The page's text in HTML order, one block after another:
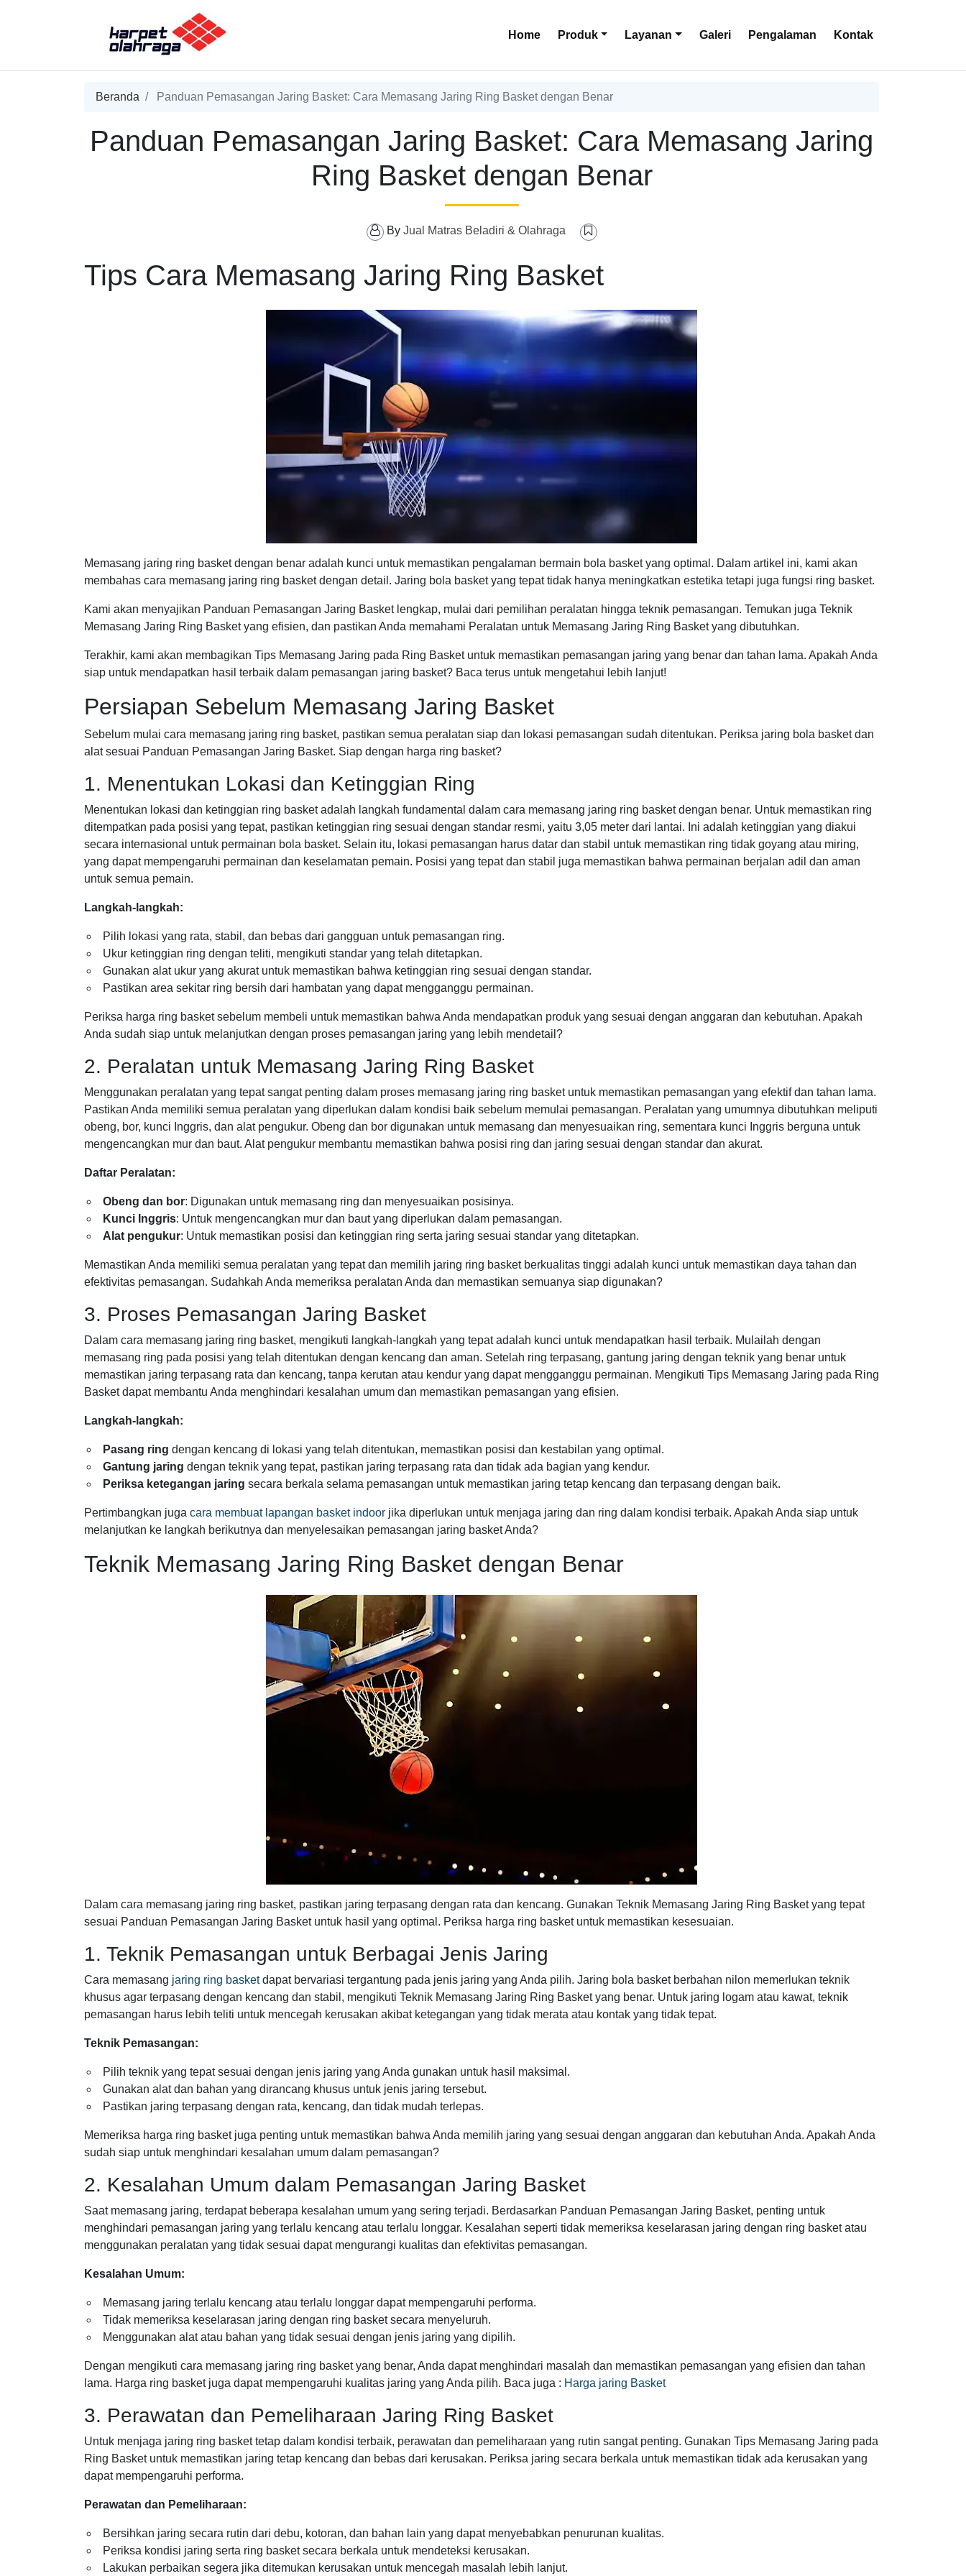
Home Produk Layanan Galeri Pengalaman Kontak
Beranda Panduan Pemasangan Jaring Basket: Cara Memasang Jaring Ring Basket dengan Benar
Panduan Pemasangan Jaring Basket: Cara Memasang Jaring
Ring Basket dengan Benar
By Jual Matras Beladiri & Olahraga
Tips Cara Memasang Jaring Ring Basket
Memasang jaring ring basket dengan benar adalah kunci untuk memastikan pengalaman bermain bola basket yang optimal. Dalam artikel ini, kami akan
membahas cara memasang jaring ring basket dengan detail. Jaring bola basket yang tepat tidak hanya meningkatkan estetika tetapi juga fungsi ring basket.
Kami akan menyajikan Panduan Pemasangan Jaring Basket lengkap, mulai dari pemilihan peralatan hingga teknik pemasangan. Temukan juga Teknik
Memasang Jaring Ring Basket yang efisien, dan pastikan Anda memahami Peralatan untuk Memasang Jaring Ring Basket yang dibutuhkan.
Terakhir, kami akan membagikan Tips Memasang Jaring pada Ring Basket untuk memastikan pemasangan jaring yang benar dan tahan lama. Apakah Anda
siap untuk mendapatkan hasil terbaik dalam pemasangan jaring basket? Baca terus untuk mengetahui lebih lanjut!
Persiapan Sebelum Memasang Jaring Basket
Sebelum mulai cara memasang jaring ring basket, pastikan semua peralatan siap dan lokasi pemasangan sudah ditentukan. Periksa jaring bola basket dan
alat sesuai Panduan Pemasangan Jaring Basket. Siap dengan harga ring basket?
1. Menentukan Lokasi dan Ketinggian Ring
Menentukan lokasi dan ketinggian ring basket adalah langkah fundamental dalam cara memasang jaring ring basket dengan benar. Untuk memastikan ring
ditempatkan pada posisi yang tepat, pastikan ketinggian ring sesuai dengan standar resmi, yaitu 3,05 meter dari lantai. Ini adalah ketinggian yang diakui
secara internasional untuk permainan bola basket. Selain itu, lokasi pemasangan harus datar dan stabil untuk memastikan ring tidak goyang atau miring,
yang dapat mempengaruhi permainan dan keselamatan pemain. Posisi yang tepat dan stabil juga memastikan bahwa permainan berjalan adil dan aman
untuk semua pemain.
Langkah-langkah:
Pilih lokasi yang rata, stabil, dan bebas dari gangguan untuk pemasangan ring.
Ukur ketinggian ring dengan teliti, mengikuti standar yang telah ditetapkan.
Gunakan alat ukur yang akurat untuk memastikan bahwa ketinggian ring sesuai dengan standar.
Pastikan area sekitar ring bersih dari hambatan yang dapat mengganggu permainan.
Periksa harga ring basket sebelum membeli untuk memastikan bahwa Anda mendapatkan produk yang sesuai dengan anggaran dan kebutuhan. Apakah
Anda sudah siap untuk melanjutkan dengan proses pemasangan jaring yang lebih mendetail?
2. Peralatan untuk Memasang Jaring Ring Basket
Menggunakan peralatan yang tepat sangat penting dalam proses memasang jaring ring basket untuk memastikan pemasangan yang efektif dan tahan lama.
Pastikan Anda memiliki semua peralatan yang diperlukan dalam kondisi baik sebelum memulai pemasangan. Peralatan yang umumnya dibutuhkan meliputi
obeng, bor, kunci Inggris, dan alat pengukur. Obeng dan bor digunakan untuk memasang dan menyesuaikan ring, sementara kunci Inggris berguna untuk
mengencangkan mur dan baut. Alat pengukur membantu memastikan bahwa posisi ring dan jaring sesuai dengan standar dan akurat.
Daftar Peralatan:
Obeng dan bor: Digunakan untuk memasang ring dan menyesuaikan posisinya.
Kunci Inggris: Untuk mengencangkan mur dan baut yang diperlukan dalam pemasangan.
Alat pengukur: Untuk memastikan posisi dan ketinggian ring serta jaring sesuai standar yang ditetapkan.
Memastikan Anda memiliki semua peralatan yang tepat dan memilih jaring ring basket berkualitas tinggi adalah kunci untuk memastikan daya tahan dan
efektivitas pemasangan. Sudahkah Anda memeriksa peralatan Anda dan memastikan semuanya siap digunakan?
3. Proses Pemasangan Jaring Basket
Dalam cara memasang jaring ring basket, mengikuti langkah-langkah yang tepat adalah kunci untuk mendapatkan hasil terbaik. Mulailah dengan
memasang ring pada posisi yang telah ditentukan dengan kencang dan aman. Setelah ring terpasang, gantung jaring dengan teknik yang benar untuk
memastikan jaring terpasang rata dan kencang, tanpa kerutan atau kendur yang dapat mengganggu permainan. Mengikuti Tips Memasang Jaring pada Ring
Basket dapat membantu Anda menghindari kesalahan umum dan memastikan pemasangan yang efisien.
Langkah-langkah:
Pasang ring dengan kencang di lokasi yang telah ditentukan, memastikan posisi dan kestabilan yang optimal.
Gantung jaring dengan teknik yang tepat, pastikan jaring terpasang rata dan tidak ada bagian yang kendur.
Periksa ketegangan jaring secara berkala selama pemasangan untuk memastikan jaring tetap kencang dan terpasang dengan baik.
Pertimbangkan juga cara membuat lapangan basket indoor jika diperlukan untuk menjaga jaring dan ring dalam kondisi terbaik. Apakah Anda siap untuk
melanjutkan ke langkah berikutnya dan menyelesaikan pemasangan jaring basket Anda?
Teknik Memasang Jaring Ring Basket dengan Benar
Dalam cara memasang jaring ring basket, pastikan jaring terpasang dengan rata dan kencang. Gunakan Teknik Memasang Jaring Ring Basket yang tepat
sesuai Panduan Pemasangan Jaring Basket untuk hasil yang optimal. Periksa harga ring basket untuk memastikan kesesuaian.
1. Teknik Pemasangan untuk Berbagai Jenis Jaring
Cara memasang jaring ring basketdapat bervariasi tergantung pada jenis jaring yang Anda pilih. Jaring bola basket berbahan nilon memerlukan teknik
khusus agar terpasang dengan kencang dan stabil, mengikuti Teknik Memasang Jaring Ring Basket yang benar. Untuk jaring logam atau kawat, teknik
pemasangan harus lebih teliti untuk mencegah kerusakan akibat ketegangan yang tidak merata atau kontak yang tidak tepat.
Teknik Pemasangan:
Pilih teknik yang tepat sesuai dengan jenis jaring yang Anda gunakan untuk hasil maksimal.
Gunakan alat dan bahan yang dirancang khusus untuk jenis jaring tersebut.
Pastikan jaring terpasang dengan rata, kencang, dan tidak mudah terlepas.
Memeriksa harga ring basket juga penting untuk memastikan bahwa Anda memilih jaring yang sesuai dengan anggaran dan kebutuhan Anda. Apakah Anda
sudah siap untuk menghindari kesalahan umum dalam pemasangan?
2. Kesalahan Umum dalam Pemasangan Jaring Basket
Saat memasang jaring, terdapat beberapa kesalahan umum yang sering terjadi. Berdasarkan Panduan Pemasangan Jaring Basket, penting untuk
menghindari pemasangan jaring yang terlalu kencang atau terlalu longgar. Kesalahan seperti tidak memeriksa keselarasan jaring dengan ring basket atau
menggunakan peralatan yang tidak sesuai dapat mengurangi kualitas dan efektivitas pemasangan.
Kesalahan Umum:
Memasang jaring terlalu kencang atau terlalu longgar dapat mempengaruhi performa.
Tidak memeriksa keselarasan jaring dengan ring basket secara menyeluruh.
Menggunakan alat atau bahan yang tidak sesuai dengan jenis jaring yang dipilih.
Dengan mengikuti cara memasang jaring ring basket yang benar, Anda dapat menghindari masalah dan memastikan pemasangan yang efisien dan tahan
lama. Harga ring basket juga dapat mempengaruhi kualitas jaring yang Anda pilih. Baca juga : Harga jaring Basket
3. Perawatan dan Pemeliharaan Jaring Ring Basket
Untuk menjaga jaring ring basket tetap dalam kondisi terbaik, perawatan dan pemeliharaan yang rutin sangat penting. Gunakan Tips Memasang Jaring pada
Ring Basket untuk memastikan jaring tetap kencang dan bebas dari kerusakan. Periksa jaring secara berkala untuk memastikan tidak ada kerusakan yang
dapat mempengaruhi performa.
Perawatan dan Pemeliharaan:
Bersihkan jaring secara rutin dari debu, kotoran, dan bahan lain yang dapat menyebabkan penurunan kualitas.
Periksa kondisi jaring serta ring basket secara berkala untuk mendeteksi kerusakan.
Lakukan perbaikan segera jika ditemukan kerusakan untuk mencegah masalah lebih lanjut.